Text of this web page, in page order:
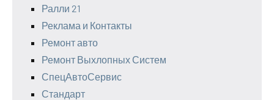
Ралли 21
Реклама и Контакты
Ремонт авто
Ремонт Выхлопных Систем
СпецАвтоСервис
Стандарт